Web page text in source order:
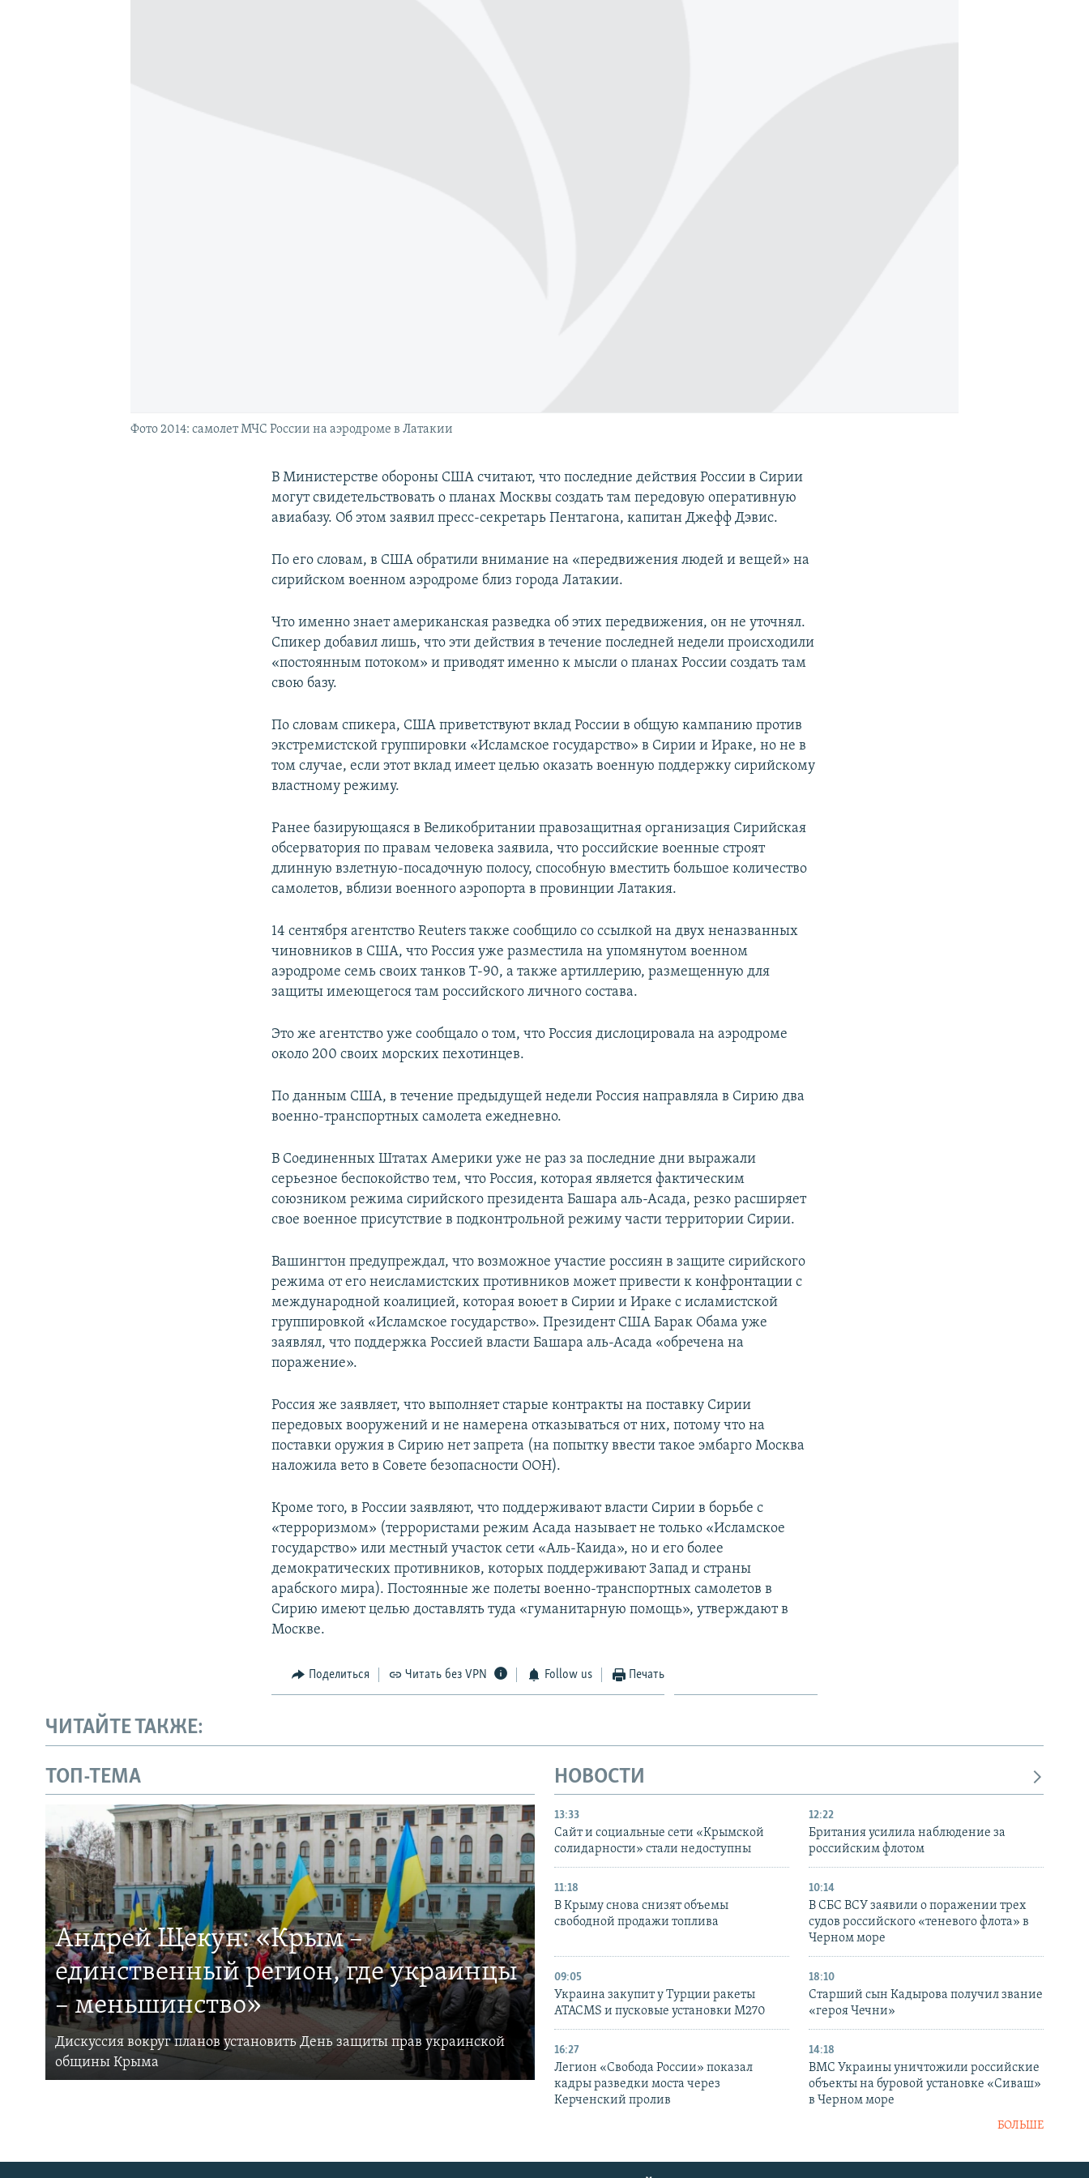
Фото 2014: самолет МЧС России на аэродроме в Латакии
В Министерстве обороны США считают, что последние действия России в Сирии
могут свидетельствовать о планах Москвы создать там передовую оперативную
авиабазу. Об этом заявил пресс-секретарь Пентагона, капитан Джефф Дэвис.
По его словам, в США обратили внимание на «передвижения людей и вещей» на
сирийском военном аэродроме близ города Латакии.
Что именно знает американская разведка об этих передвижения, он не уточнял.
Спикер добавил лишь, что эти действия в течение последней недели происходили
«постоянным потоком» и приводят именно к мысли о планах России создать там
свою базу.
По словам спикера, США приветствуют вклад России в общую кампанию против
экстремистской группировки «Исламское государство» в Сирии и Ираке, но не в
том случае, если этот вклад имеет целью оказать военную поддержку сирийскому
властному режиму.
Ранее базирующаяся в Великобритании правозащитная организация Сирийская
обсерватория по правам человека заявила, что российские военные строят
длинную взлетную-посадочную полосу, способную вместить большое количество
самолетов, вблизи военного аэропорта в провинции Латакия.
14 сентября агентство Reuters также сообщило со ссылкой на двух неназванных
чиновников в США, что Россия уже разместила на упомянутом военном
аэродроме семь своих танков Т-90, а также артиллерию, размещенную для
защиты имеющегося там российского личного состава.
Это же агентство уже сообщало о том, что Россия дислоцировала на аэродроме
около 200 своих морских пехотинцев.
По данным США, в течение предыдущей недели Россия направляла в Сирию два
военно-транспортных самолета ежедневно.
В Соединенных Штатах Америки уже не раз за последние дни выражали
серьезное беспокойство тем, что Россия, которая является фактическим
союзником режима сирийского президента Башара аль-Асада, резко расширяет
свое военное присутствие в подконтрольной режиму части территории Сирии.
Вашингтон предупреждал, что возможное участие россиян в защите сирийского
режима от его неисламистских противников может привести к конфронтации с
международной коалицией, которая воюет в Сирии и Ираке с исламистской
группировкой «Исламское государство». Президент США Барак Обама уже
заявлял, что поддержка Россией власти Башара аль-Асада «обречена на
поражение».
Россия же заявляет, что выполняет старые контракты на поставку Сирии
передовых вооружений и не намерена отказываться от них, потому что на
поставки оружия в Сирию нет запрета (на попытку ввести такое эмбарго Москва
наложила вето в Совете безопасности ООН).
Кроме того, в России заявляют, что поддерживают власти Сирии в борьбе с
«терроризмом» (террористами режим Асада называет не только «Исламское
государство» или местный участок сети «Аль-Каида», но и его более
демократических противников, которых поддерживают Запад и страны
арабского мира). Постоянные же полеты военно-транспортных самолетов в
Сирию имеют целью доставлять туда «гуманитарную помощь», утверждают в
Москве.
Поделиться Читать без VPN Follow us Печать
ЧИТАЙТЕ ТАКЖЕ:
ТОП-ТЕМА
Андрей Щекун: «Крым –
единственный регион, где украинцы
– меньшинство»
Дискуссия вокруг планов установить День защиты прав украинской
общины Крыма
НОВОСТИ
13:33
Сайт и социальные сети «Крымской
солидарности» стали недоступны
12:22
Британия усилила наблюдение за
российским флотом
11:18
В Крыму снова снизят объемы
свободной продажи топлива
10:14
В СБС ВСУ заявили о поражении трех
судов российского «теневого флота» в
Черном море
09:05
Украина закупит у Турции ракеты
ATACMS и пусковые установки M270
18:10
Старший сын Кадырова получил звание
«героя Чечни»
16:27
Легион «Свобода России» показал
кадры разведки моста через
Керченский пролив
14:18
ВМС Украины уничтожили российские
объекты на буровой установке «Сиваш»
в Черном море
БОЛЬШЕ